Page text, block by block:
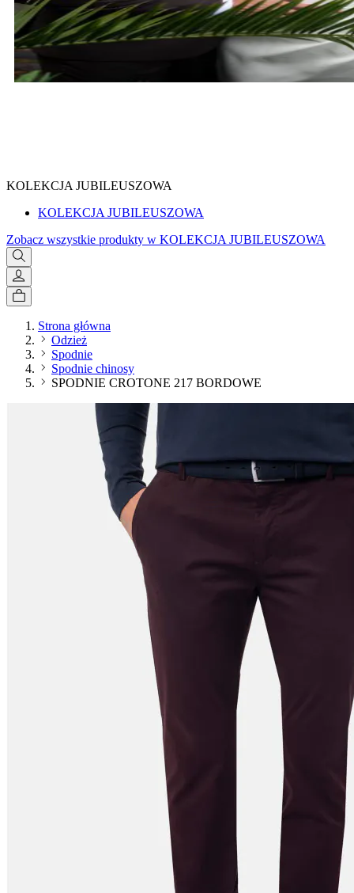
KOLEKCJA JUBILEUSZOWA
KOLEKCJA JUBILEUSZOWA
Zobacz wszystkie produkty w KOLEKCJA JUBILEUSZOWA
Strona główna
Odzież
Spodnie
Spodnie chinosy
SPODNIE CROTONE 217 BORDOWE